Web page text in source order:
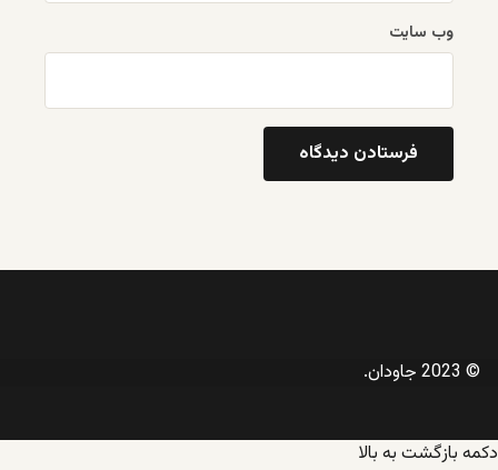
وب‌ سایت
© 2023 جاودان.
دکمه بازگشت به بالا